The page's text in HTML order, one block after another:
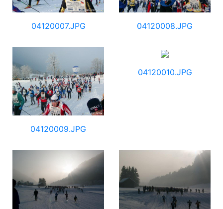
04120007.JPG 04120008.JPG
04120009.JPG
04120010.JPG